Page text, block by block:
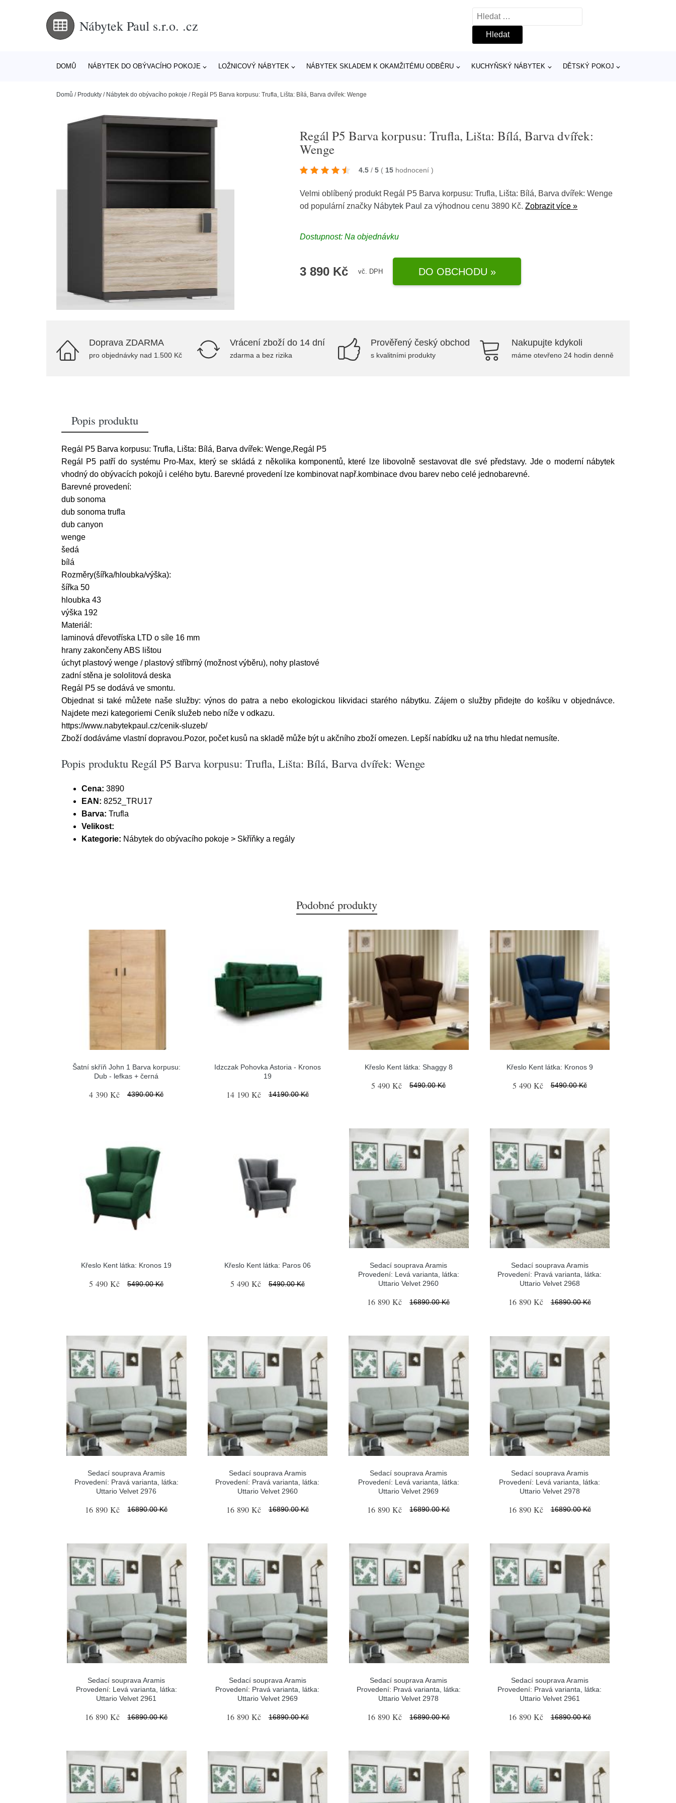
Nábytek Paul s.r.o. .cz
Vyhledávání
DOMŮ NÁBYTEK DO OBÝVACÍHO POKOJE LOŽNICOVÝ NÁBYTEK NÁBYTEK SKLADEM K OKAMŽITÉMU ODBĚRU KUCHYŇSKÝ NÁBYTEK DĚTSKÝ POKOJ
Domů / Produkty / Nábytek do obývacího pokoje / Regál P5 Barva korpusu: Trufla, Lišta: Bílá, Barva dvířek: Wenge
Regál P5 Barva korpusu: Trufla, Lišta: Bílá, Barva dvířek:
Wenge
4.5 / 5 ( 15 hodnocení)
Velmi oblíbený produkt Regál P5 Barva korpusu: Trufla, Lišta: Bílá, Barva dvířek: Wenge
od populární značky Nábytek Paul za výhodnou cenu 3890 Kč.Zobrazit více »
Dostupnost: Na objednávku
3 890 Kč vč. DPH DO OBCHODU »
Doprava ZDARMA
pro objednávky nad 1.500 Kč
Vrácení zboží do 14 dní
zdarma a bez rizika
Prověřený český obchod
s kvalitními produkty
Nakupujte kdykoli
máme otevřeno 24 hodin denně
Popis produktu
Regál P5 Barva korpusu: Trufla, Lišta: Bílá, Barva dvířek: Wenge,Regál P5
Regál P5 patří do systému Pro-Max, který se skládá z několika komponentů, které lze libovolně sestavovat dle své představy. Jde o moderní nábytek
vhodný do obývacích pokojů i celého bytu. Barevné provedení lze kombinovat např.kombinace dvou barev nebo celé jednobarevné.
Barevné provedení:
dub sonoma
dub sonoma trufla
dub canyon
wenge
šedá
bílá
Rozměry(šířka/hloubka/výška):
šířka 50
hloubka 43
výška 192
Materiál:
laminová dřevotříska LTD o síle 16 mm
hrany zakončeny ABS lištou
úchyt plastový wenge / plastový stříbrný (možnost výběru), nohy plastové
zadní stěna je sololitová deska
Regál P5 se dodává ve smontu.
Objednat si také můžete naše služby: výnos do patra a nebo ekologickou likvidaci starého nábytku. Zájem o služby přidejte do košíku v objednávce.
Najdete mezi kategoriemi Ceník služeb nebo níže v odkazu.
https://www.nabytekpaul.cz/cenik-sluzeb/
Zboží dodáváme vlastní dopravou.Pozor, počet kusů na skladě může být u akčního zboží omezen. Lepší nabídku už na trhu hledat nemusíte.
Popis produktu Regál P5 Barva korpusu: Trufla, Lišta: Bílá, Barva dvířek: Wenge
Cena: 3890
EAN: 8252_TRU17
Barva: Trufla
Velikost:
Kategorie: Nábytek do obývacího pokoje > Skříňky a regály
Podobné produkty
Šatní skříň John 1 Barva korpusu:
Dub - lefkas + černá
4 390 Kč 4390.00 Kč
Idzczak Pohovka Astoria - Kronos
19
14 190 Kč 14190.00 Kč
Křeslo Kent látka: Shaggy 8
5 490 Kč 5490.00 Kč
Křeslo Kent látka: Kronos 9
5 490 Kč 5490.00 Kč
Křeslo Kent látka: Kronos 19
5 490 Kč 5490.00 Kč
Křeslo Kent látka: Paros 06
5 490 Kč 5490.00 Kč
Sedací souprava Aramis
Provedení: Levá varianta, látka:
Uttario Velvet 2960
16 890 Kč 16890.00 Kč
Sedací souprava Aramis
Provedení: Pravá varianta, látka:
Uttario Velvet 2968
16 890 Kč 16890.00 Kč
Sedací souprava Aramis
Provedení: Pravá varianta, látka:
Uttario Velvet 2976
16 890 Kč 16890.00 Kč
Sedací souprava Aramis
Provedení: Pravá varianta, látka:
Uttario Velvet 2960
16 890 Kč 16890.00 Kč
Sedací souprava Aramis
Provedení: Levá varianta, látka:
Uttario Velvet 2969
16 890 Kč 16890.00 Kč
Sedací souprava Aramis
Provedení: Levá varianta, látka:
Uttario Velvet 2978
16 890 Kč 16890.00 Kč
Sedací souprava Aramis
Provedení: Levá varianta, látka:
Uttario Velvet 2961
16 890 Kč 16890.00 Kč
Sedací souprava Aramis
Provedení: Pravá varianta, látka:
Uttario Velvet 2969
16 890 Kč 16890.00 Kč
Sedací souprava Aramis
Provedení: Pravá varianta, látka:
Uttario Velvet 2978
16 890 Kč 16890.00 Kč
Sedací souprava Aramis
Provedení: Pravá varianta, látka:
Uttario Velvet 2961
16 890 Kč 16890.00 Kč